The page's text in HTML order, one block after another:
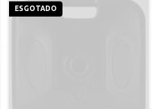
ESGOTADO